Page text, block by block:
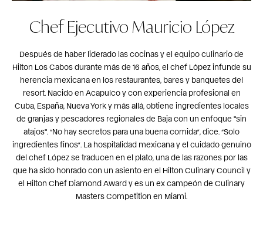
Chef Ejecutivo Mauricio López
Después de haber liderado las cocinas y el equipo culinario de
Hilton Los Cabos durante más de 16 años, el chef López infunde su
herencia mexicana en los restaurantes, bares y banquetes del
resort. Nacido en Acapulco y con experiencia profesional en
Cuba, España, Nueva York y más allá, obtiene ingredientes locales
de granjas y pescadores regionales de Baja con un enfoque "sin
atajos". “No hay secretos para una buena comida”, dice. “Solo
ingredientes finos”. La hospitalidad mexicana y el cuidado genuino
del chef López se traducen en el plato, una de las razones por las
que ha sido honrado con un asiento en el Hilton Culinary Council y
el Hilton Chef Diamond Award y es un ex campeón de Culinary
Masters Competition en Miami.